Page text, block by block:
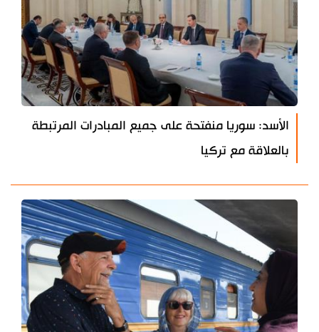
الأسد: سوريا منفتحة على جميع المبادرات المرتبطة
بالعلاقة مع تركيا